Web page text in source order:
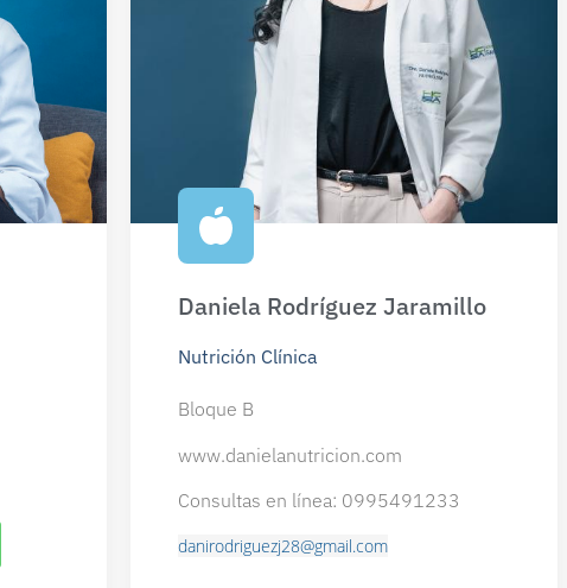
Daniela Rodríguez Jaramillo
Nutrición Clínica
Bloque B
www.danielanutricion.com
Consultas en línea: 0995491233
danirodriguezj28@gmail.com